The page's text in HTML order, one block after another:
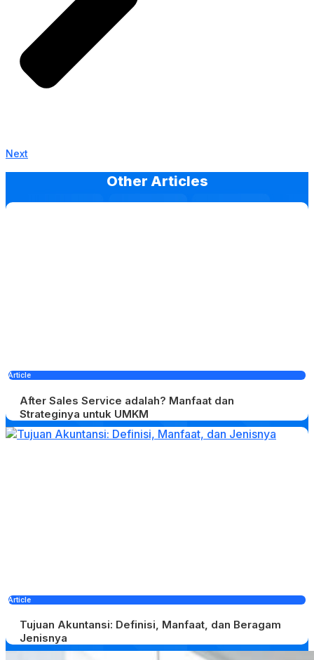
Next
Other Articles
Article
After Sales Service adalah? Manfaat dan
Strateginya untuk UMKM
Article
Tujuan Akuntansi: Definisi, Manfaat, dan Beragam
Jenisnya